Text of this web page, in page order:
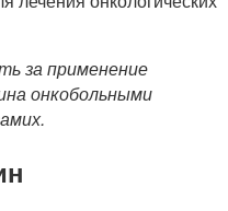
за применение
онкобольными